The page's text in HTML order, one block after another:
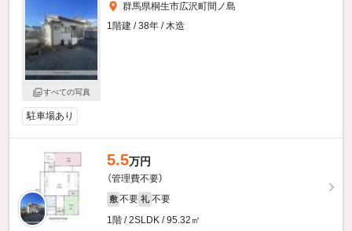
すべての写真
群馬県桐生市広沢町間ノ島
1階建 / 38年 / 木造
駐車場あり
5.5万円
（管理費不要）
敷 不要 礼 不要
1階 / 2SLDK / 95.32㎡